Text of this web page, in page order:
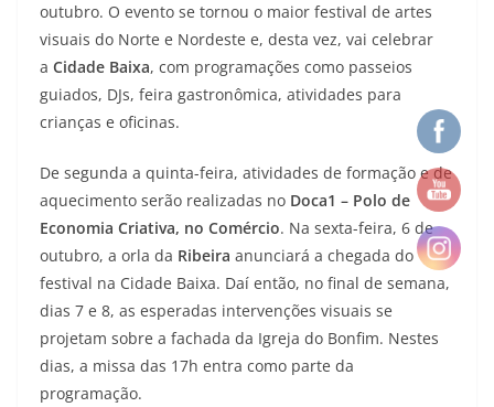
outubro. O evento se tornou o maior festival de artes
visuais do Norte e Nordeste e, desta vez, vai celebrar
a Cidade Baixa, com programações como passeios
guiados, DJs, feira gastronômica, atividades para
crianças e oficinas.
De segunda a quinta-feira, atividades de formação e de
aquecimento serão realizadas no Doca1 – Polo de
Economia Criativa, no Comércio. Na sexta-feira, 6 de
outubro, a orla da Ribeira anunciará a chegada do
festival na Cidade Baixa. Daí então, no final de semana,
dias 7 e 8, as esperadas intervenções visuais se
projetam sobre a fachada da Igreja do Bonfim. Nestes
dias, a missa das 17h entra como parte da
programação.